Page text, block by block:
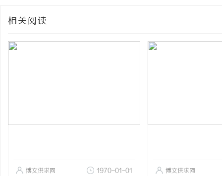
相关阅读
博文供求网 1970-01-01 博文供求网